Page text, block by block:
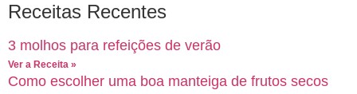
Receitas Recentes
3 molhos para refeições de verão
Ver a Receita »
Como escolher uma boa manteiga de frutos secos